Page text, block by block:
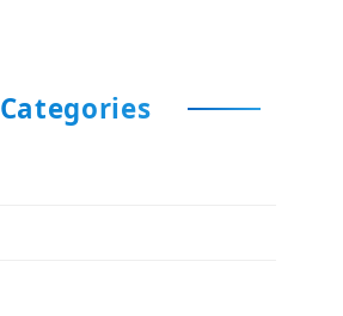
Categories